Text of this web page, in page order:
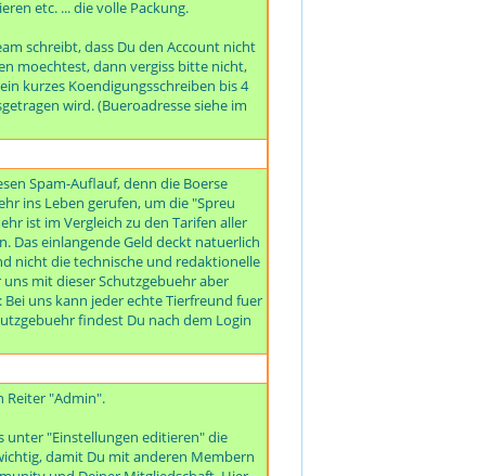
etc. ... die volle Packung.
schreibt, dass Du den Account nicht
moechtest, dann vergiss bitte nicht,
kurzes Koendigungsschreiben bis 4
wird. (Bueroadresse siehe im
Spam-Auflauf, denn die Boerse
ins Leben gerufen, um die "Spreu
ist im Vergleich zu den Tarifen aller
Das einlangende Geld deckt natuerlich
nicht die technische und redaktionelle
mit dieser Schutzgebuehr aber
uns kann jeder echte Tierfreund fuer
findest Du nach dem Login
Reiter "Admin".
unter "Einstellungen editieren" die
damit Du mit anderen Membern